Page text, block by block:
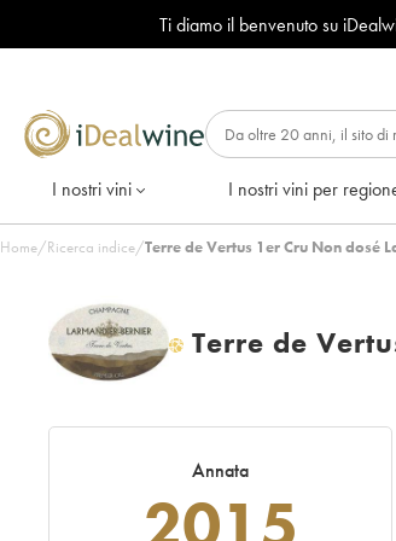
Ti diamo il benvenuto su
I nostri vini I nostri vini per
Home/Ricerca indice/Terre de Vertus 1er Cru Non dosé
H Terre de
Annata